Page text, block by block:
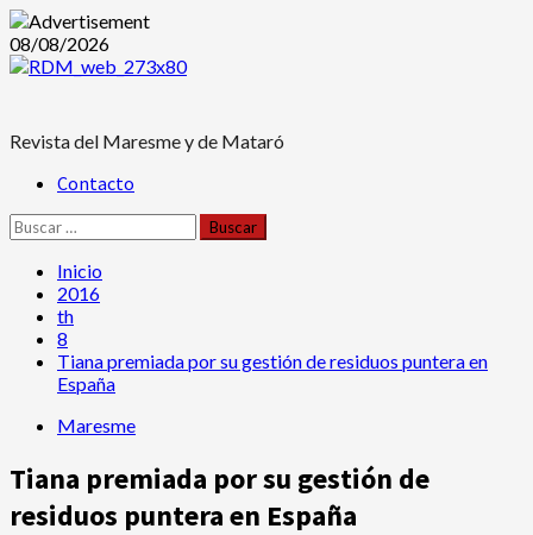
Saltar
al
08/08/2026
Revista del Maresme y de Mataró
Menú Contacto
Buscar:
Inicio
2016
th
8
Tiana premiada por su gestión de residuos puntera en
España
Maresme
Tiana premiada por su gestión de
residuos puntera en España